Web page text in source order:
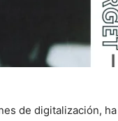
de digitalización, ha